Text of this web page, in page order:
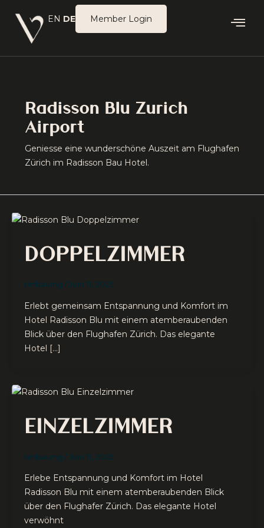
Inhalt
springen
EN DE Member Login
Radisson Blu Zurich
Airport
Geniesse eine wunderschöne Auszeit am Flughafen
Zürich im Radisson Bau Hotel.
DOPPELZIMMER
timbaumg / Juni 11, 2025
Erlebt gemeinsam Entspannung und Komfort im
Hotel Radisson Blu mit einem atemberaubenden
Blick über den Flughafen Zürich. Das elegante
Hotel […]
EINZELZIMMER
timbaumg / Juni 11, 2025
Erlebe Entspannung und Komfort im Hotel
Radisson Blu mit einem atemberaubenden Blick
über den Flughafer Zürich. Das elegante Hotel
verwöhnt